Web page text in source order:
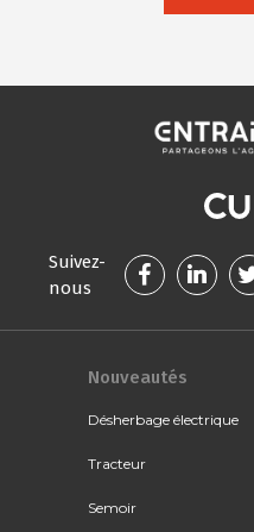
Suivez-
nous
Nouveautés
Désherbage électrique
Tracteur
Semoir